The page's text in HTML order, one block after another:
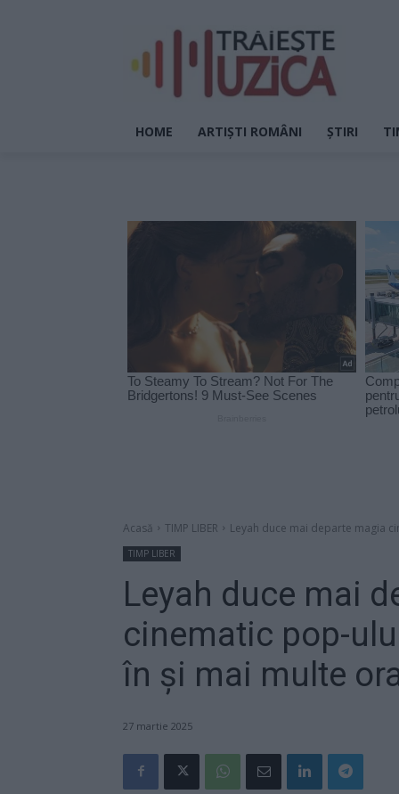
HOME ARTIȘTI ROMÂNI ȘTIRI
Acasă TIMP LIBER Leyah duce mai departe magia
TIMP LIBER
Leyah duce mai
cinematic pop-
în și mai multe
27 martie 2025